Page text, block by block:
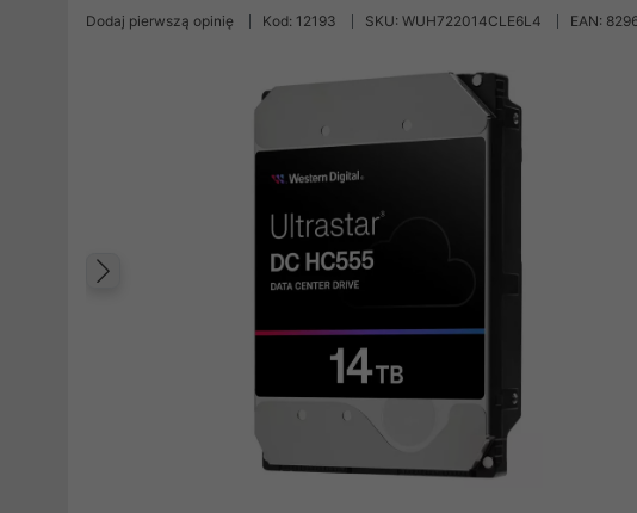
Dodaj pierwszą opinię Kod: 12193 SKU: WUH722014CLE6L4 EAN:
Poprzedni